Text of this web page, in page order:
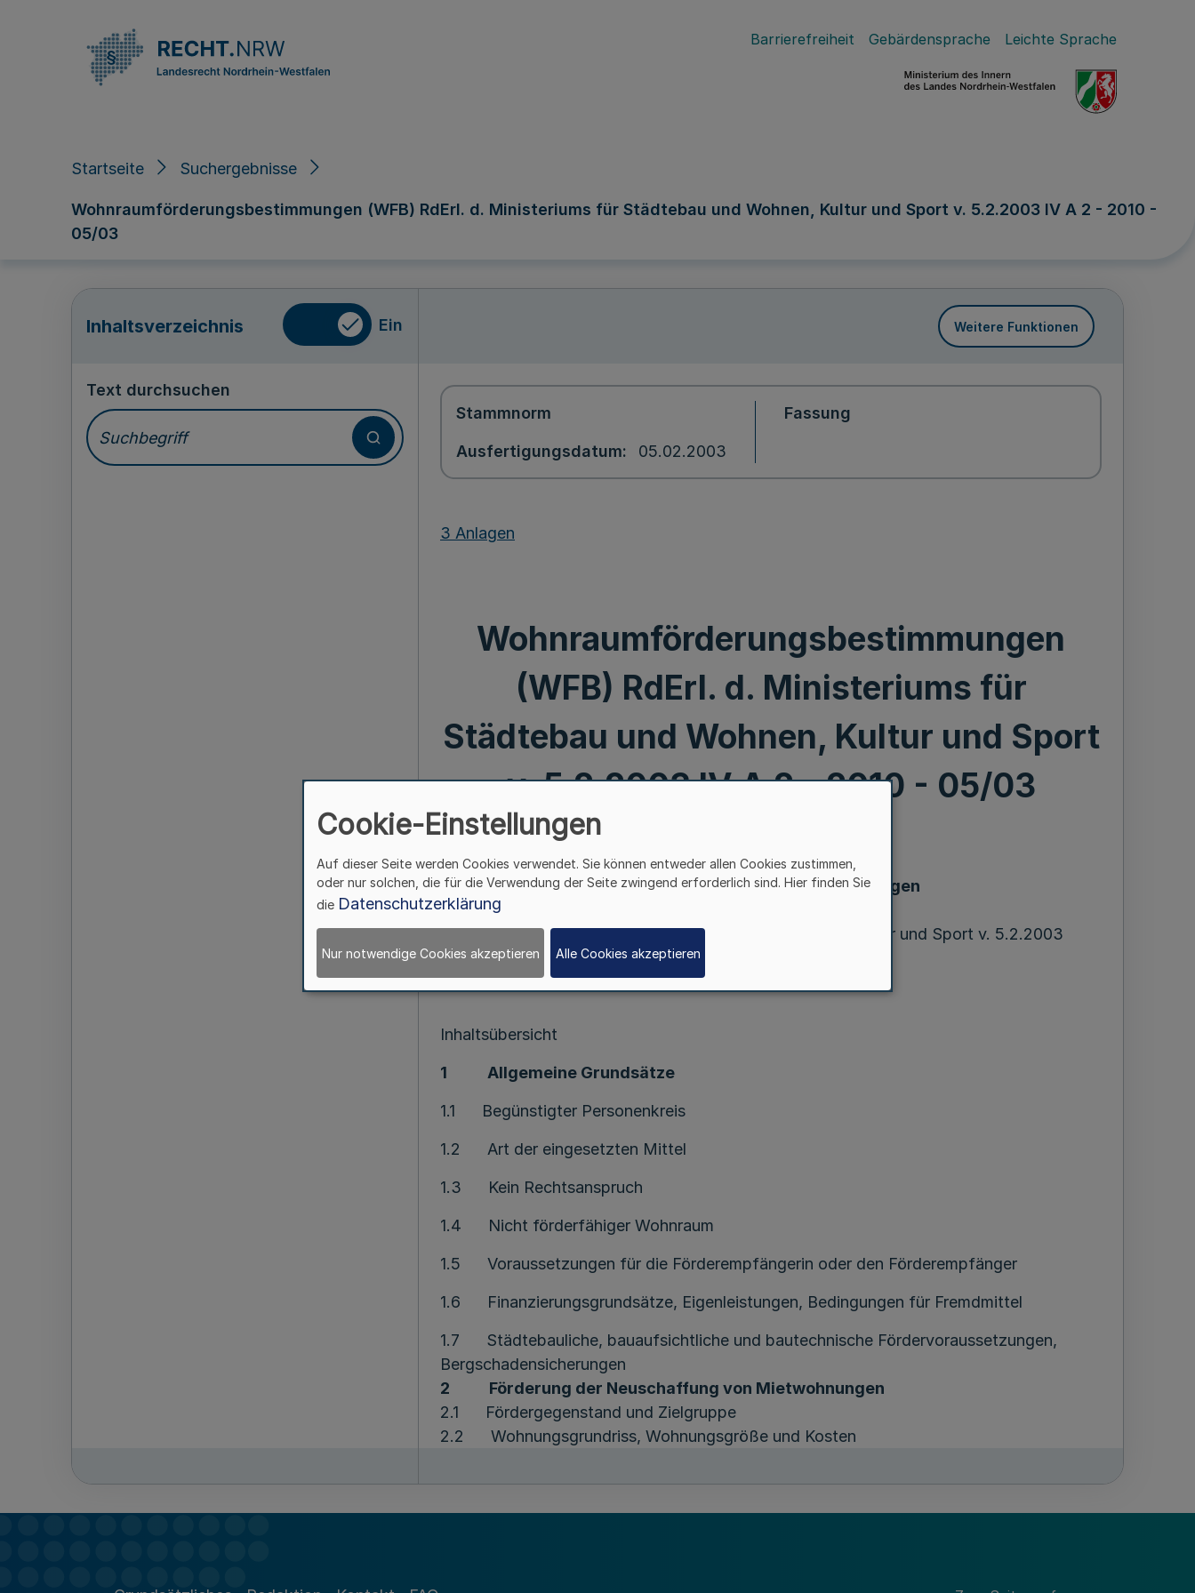
Barrierefreiheit Gebärdensprache Leichte Sprache
Startseite Suchergebnisse
Wohnraumförderungsbestimmungen (WFB) RdErl. d. Ministeriums für Städtebau und Wohnen, Kultur und Sport v. 5.2.2003 IV A 2 - 2010 -
05/03
Inhaltsverzeichnis Ein Weitere Funktionen
Text durchsuchen
Stammnorm
Ausfertigungsdatum 05.02.2003
Fassung
3 Anlagen
Wohnraumförderungsbestimmungen
(WFB) RdErl. d. Ministeriums für
Städtebau und Wohnen, Kultur und Sport
v. 5.2.2003 IV A 2 - 2010 - 05/03
Wohnraumförderungsbestimmungen
RdErl. d. Ministeriums für Städtebau und Wohnen, Kultur und Sport v. 5.2.2003
IV A 2 - 2010 - 05/03
Inhaltsübersicht
1 Allgemeine Grundsätze
1.1 Begünstigter Personenkreis
1.2 Art der eingesetzten Mittel
1.3 Kein Rechtsanspruch
1.4 Nicht förderfähiger Wohnraum
1.5 Voraussetzungen für die Förderempfängerin oder den Förderempfänger
1.6 Finanzierungsgrundsätze, Eigenleistungen, Bedingungen für Fremdmittel
1.7 Städtebauliche, bauaufsichtliche und bautechnische Fördervoraussetzungen,
Bergschadensicherungen
2 Förderung der Neuschaffung von Mietwohnungen
2.1 Fördergegenstand und Zielgruppe
2.2 Wohnungsgrundriss, Wohnungsgröße und Kosten
2.4 Belegung und Zweckbindung
Cookie-Einstellungen
Auf dieser Seite werden Cookies verwendet. Sie können entweder allen Cookies zustimmen,
oder nur solchen, die für die Verwendung der Seite zwingend erforderlich sind. Hier finden Sie
die Datenschutzerklärung
Nur notwendige Cookies akzeptieren Alle Cookies akzeptieren